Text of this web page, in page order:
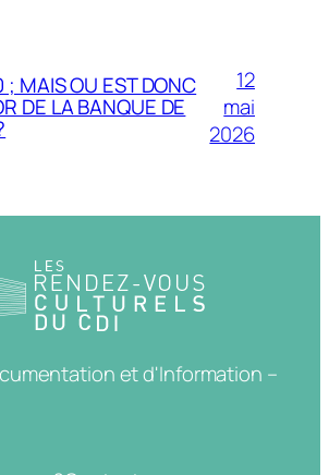
; MAIS OU EST DONC
DE LA BANQUE DE
12
mai
2026
et d'Information –